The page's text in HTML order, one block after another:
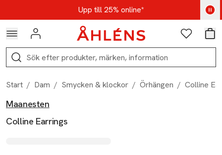
Hoppa till navigationsmenynUpp till 25% online*
Kod: AUG25 - Shoppa nu
Logga in Favoriter
Sök
Start / Dam / Smycken & klockor / Örhängen / Colline
Produktbilder
Hoppa över bildspelet
Maanesten
Colline Earrings
Produktinformation